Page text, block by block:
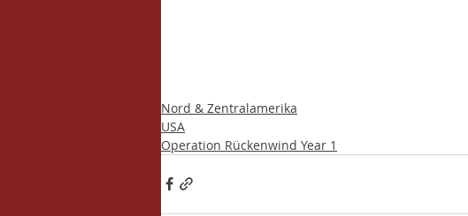
Nord & Zentralamerika
USA
Operation Rückenwind Year 1